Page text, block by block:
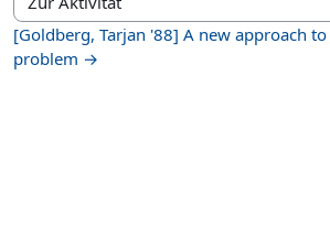
Zur Aktivität
[Goldberg, Tarjan '88] A new approach
problem →